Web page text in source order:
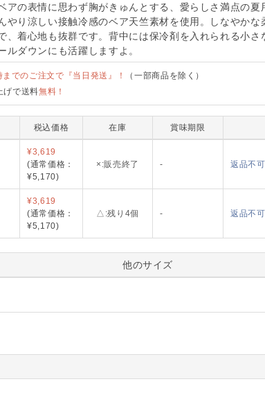
アの表情に思わず胸がきゅんとする、愛らしさ満点の夏
やり涼しい接触冷感のベア天竺素材を使用。しなやかな
、着心地も抜群です。背中には保冷剤を入れられる小さ
ルダウンにも活躍しますよ。
までのご注文で『当日発送』！
（一部商品を除く）
げで送料無料！
税込価格 在庫 賞味期限
¥3,619
(通常価格：
¥5,170)
×:販売終了 - 返品不可
¥3,619
(通常価格：
¥5,170)
△:残り4個 - 返品不可
他のサイズ